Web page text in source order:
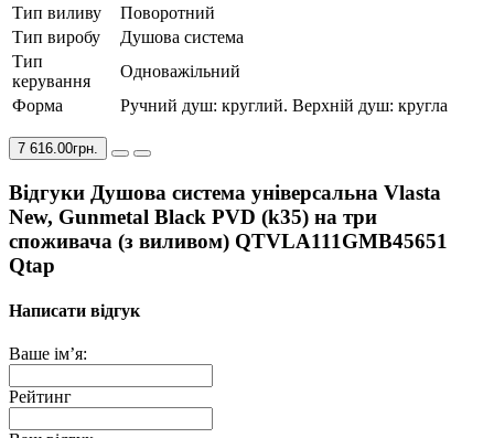
Тип виливу
Поворотний
Тип виробу
Душова система
Тип
керування
Одноважільний
Форма
Ручний душ: круглий. Верхній душ: кругла
7 616.00грн.
Відгуки Душова система універсальна Vlasta
New, Gunmetal Black PVD (k35) на три
споживача (з виливом) QTVLA111GMB45651
Qtap
Написати відгук
Ваше ім’я:
Рейтинг